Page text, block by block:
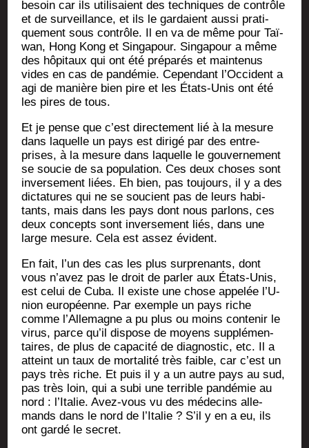
besoin car ils uti­li­saient des tech­niques de contrôle
et de sur­veillance, et ils le gar­daient aus­si pra­ti­
que­ment sous contrôle. Il en va de même pour Taï­
wan, Hong Kong et Sin­ga­pour. Sin­ga­pour a même
des hôpi­taux qui ont été pré­pa­rés et main­te­nus
vides en cas de pan­dé­mie. Cepen­dant l’Oc­ci­dent a
agi de manière bien pire et les États-Unis ont été
les pires de tous.
Et je pense que c’est direc­te­ment lié à la mesure
dans laquelle un pays est diri­gé par des entre­
prises, à la mesure dans laquelle le gou­ver­ne­ment
se sou­cie de sa popu­la­tion. Ces deux choses sont
inver­se­ment liées. Eh bien, pas tou­jours, il y a des
dic­ta­tures qui ne se sou­cient pas de leurs habi­
tants, mais dans les pays dont nous par­lons, ces
deux concepts sont inver­se­ment liés, dans une
large mesure. Cela est assez évident.
En fait, l’un des cas les plus sur­pre­nants, dont
vous n’a­vez pas le droit de par­ler aux États-Unis,
est celui de Cuba. Il existe une chose appe­lée l’U­
nion euro­péenne. Par exemple un pays riche
comme l’Al­le­magne a pu plus ou moins conte­nir le
virus, parce qu’il dis­pose de moyens sup­plé­men­
taires, de plus de capa­ci­té de diag­nos­tic, etc. Il a
atteint un taux de mor­ta­li­té très faible, car c’est un
pays très riche. Et puis il y a un autre pays au sud,
pas très loin, qui a subi une ter­rible pan­dé­mie au
nord : l’I­ta­lie. Avez-vous vu des méde­cins alle­
mands dans le nord de l’I­ta­lie ? S’il y en a eu, ils
ont gar­dé le secret.